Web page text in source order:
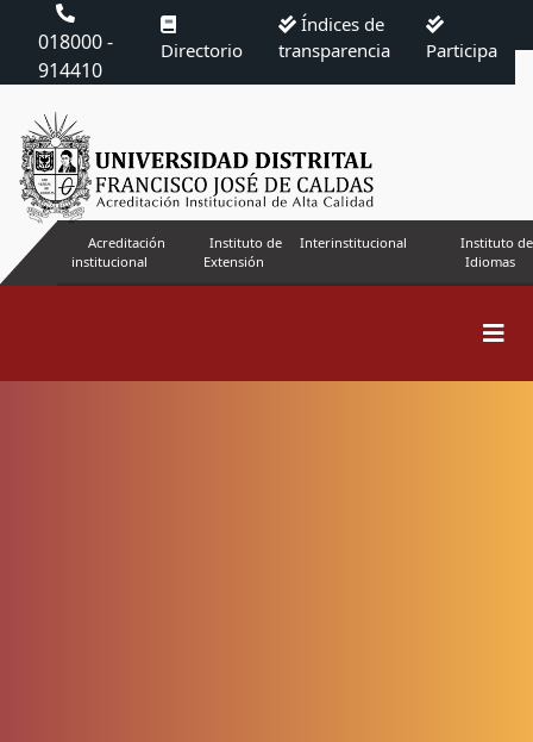
018000 -
914410
Directorio
Índices de
transparencia
Participa
Acreditación
institucional
Instituto de
Extensión
Interinstitucional
Instituto de
Idiomas